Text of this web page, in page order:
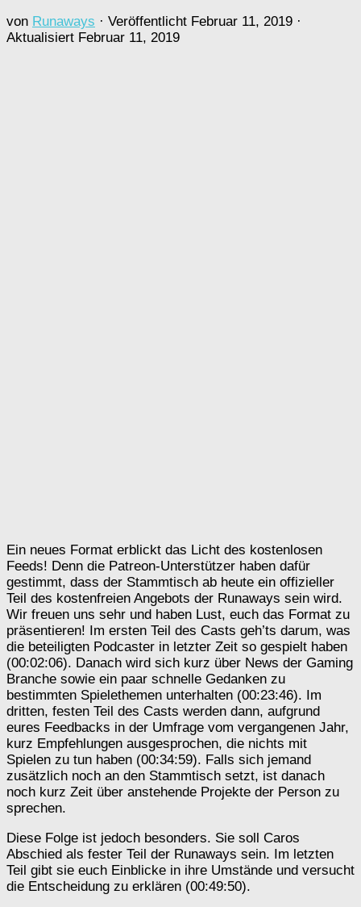
von Runaways · Veröffentlicht Februar 11, 2019 ·
Aktualisiert Februar 11, 2019
Ein neues Format erblickt das Licht des kostenlosen
Feeds! Denn die Patreon-Unterstützer haben dafür
gestimmt, dass der Stammtisch ab heute ein offizieller
Teil des kostenfreien Angebots der Runaways sein wird.
Wir freuen uns sehr und haben Lust, euch das Format zu
präsentieren! Im ersten Teil des Casts geh’ts darum, was
die beteiligten Podcaster in letzter Zeit so gespielt haben
(00:02:06). Danach wird sich kurz über News der Gaming
Branche sowie ein paar schnelle Gedanken zu
bestimmten Spielethemen unterhalten (00:23:46). Im
dritten, festen Teil des Casts werden dann, aufgrund
eures Feedbacks in der Umfrage vom vergangenen Jahr,
kurz Empfehlungen ausgesprochen, die nichts mit
Spielen zu tun haben (00:34:59). Falls sich jemand
zusätzlich noch an den Stammtisch setzt, ist danach
noch kurz Zeit über anstehende Projekte der Person zu
sprechen.
Diese Folge ist jedoch besonders. Sie soll Caros
Abschied als fester Teil der Runaways sein. Im letzten
Teil gibt sie euch Einblicke in ihre Umstände und versucht
die Entscheidung zu erklären (00:49:50).